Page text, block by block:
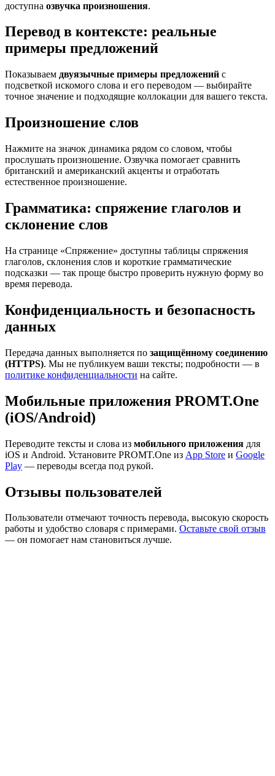
доступна озвучка произношения.
Перевод в контексте: реальные
примеры предложений
Показываем двуязычные примеры предложений с
подсветкой искомого слова и его переводом — выбирайте
точное значение и подходящие коллокации для вашего текста.
Произношение слов
Нажмите на значок динамика рядом со словом, чтобы
прослушать произношение. Озвучка помогает сравнить
британский и американский акценты и отработать
естественное произношение.
Грамматика: спряжение глаголов и
склонение слов
На странице «Спряжение» доступны таблицы спряжения
глаголов, склонения слов и короткие грамматические
подсказки — так проще быстро проверить нужную форму во
время перевода.
Конфиденциальность и безопасность
данных
Передача данных выполняется по защищённому соединению
(HTTPS). Мы не публикуем ваши тексты; подробности — в
политике конфиденциальности на сайте.
Мобильные приложения PROMT.One
(iOS/Android)
Переводите тексты и слова из мобильного приложения для
iOS и Android. Установите PROMT.One из App Store и Google
Play — переводы всегда под рукой.
Отзывы пользователей
Пользователи отмечают точность перевода, высокую скорость
работы и удобство словаря с примерами. Оставьте свой отзыв
— он помогает нам становиться лучше.